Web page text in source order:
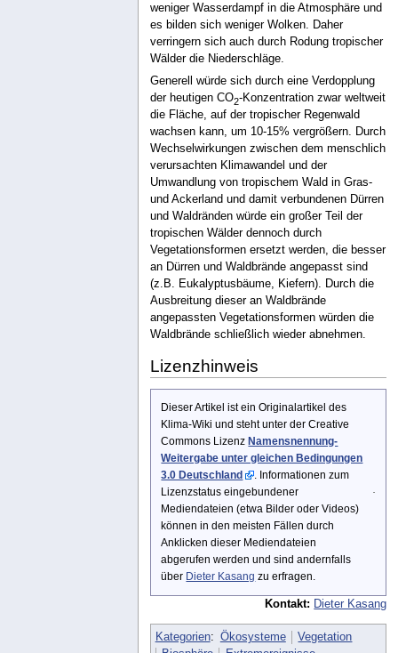
weniger Wasserdampf in die Atmosphäre und
es bilden sich weniger Wolken. Daher
verringern sich auch durch Rodung tropischer
Wälder die Niederschläge.
Generell würde sich durch eine Verdopplung
der heutigen CO2-Konzentration zwar weltweit
die Fläche, auf der tropischer Regenwald
wachsen kann, um 10-15% vergrößern. Durch
Wechselwirkungen zwischen dem menschlich
verursachten Klimawandel und der
Umwandlung von tropischem Wald in Gras-
und Ackerland und damit verbundenen Dürren
und Waldränden würde ein großer Teil der
tropischen Wälder dennoch durch
Vegetationsformen ersetzt werden, die besser
an Dürren und Waldbrände angepasst sind
(z.B. Eukalyptusbäume, Kiefern). Durch die
Ausbreitung dieser an Waldbrände
angepassten Vegetationsformen würden die
Waldbrände schließlich wieder abnehmen.
Lizenzhinweis
Dieser Artikel ist ein Originalartikel des
Klima-Wiki und steht unter der Creative
Commons LizenzNamensnennung-
Weitergabe unter gleichen Bedingungen
3.0 Deutschland
. Informationen zum
Lizenzstatus eingebundener
Mediendateien (etwa Bilder oder Videos)
können in den meisten Fällen durch
Anklicken dieser Mediendateien
abgerufen werden und sind andernfalls
über Dieter Kasang zu erfragen.
Kontakt: Dieter Kasang
Kategorien: Ökosysteme
Vegetation